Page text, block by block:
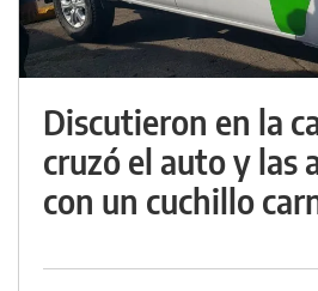
Discutieron en la
cruzó el auto y las
con un cuchillo